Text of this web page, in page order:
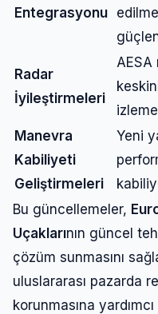
Entegrasyonu
Radar
İyileştirmeleri
Manevra
Kabiliyeti
Geliştirmeleri
Yeni
Bu güncellemeler,
Uçaklarının güncel
çözüm sunmasını
uluslararası pazarda
korunmasına